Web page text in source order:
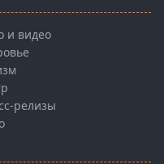
и видео
релизы